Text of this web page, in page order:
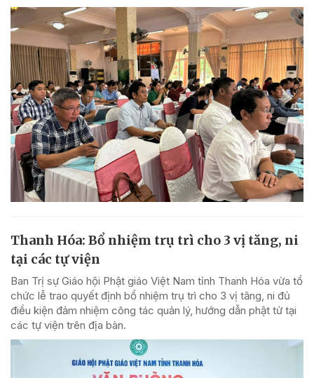
Thanh Hóa: Bổ nhiệm trụ trì cho 3 vị tăng, ni
tại các tự viện
Ban Trị sự Giáo hội Phật giáo Việt Nam tỉnh Thanh Hóa vừa tổ
chức lễ trao quyết định bổ nhiệm trụ trì cho 3 vị tăng, ni đủ
điều kiện đảm nhiệm công tác quản lý, hướng dẫn phật tử tại
các tự viện trên địa bàn.